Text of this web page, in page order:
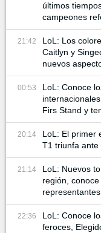
últimos
campeones
21:42
LoL: Los
Caitlyn y
nuevos
00:53
LoL: Conoce
Firs Stand y
20:14
LoL: El primer
T1 triunfa ante
21:14
LoL: Nuevos
región,
representantes
22:36
LoL: Conoce
feroces,